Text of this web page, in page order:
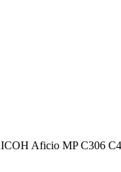
Aficio MP С306